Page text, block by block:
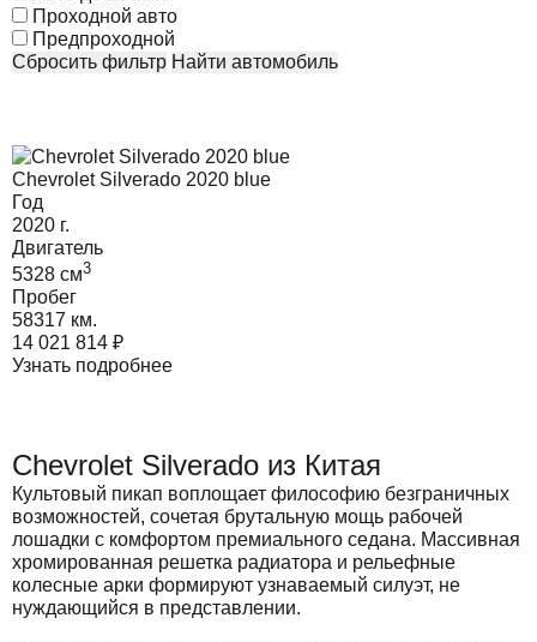
Проходной авто
Предпроходной
Сбросить фильтр
Найти автомобиль
Chevrolet Silverado 2020 blue
Год
2020 г.
Двигатель
5328 cм3
Пробег
58317 км.
14 021 814 ₽
Узнать подробнее
Chevrolet Silverado из Китая
Культовый пикап воплощает философию безграничных
возможностей, сочетая брутальную мощь рабочей
лошадки с комфортом премиального седана. Массивная
хромированная решетка радиатора и рельефные
колесные арки формируют узнаваемый силуэт, не
нуждающийся в представлении.